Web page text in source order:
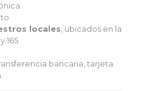
locales , ubicados en la
165
bancaria, tarjeta